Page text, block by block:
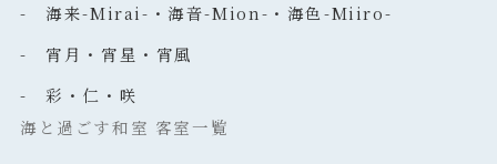
- 海来-Mirai-・海音-Mion-・海色-Miiro-
- 宵月・宵星・宵風
- 彩・仁・咲
海と過ごす和室 客室一覧